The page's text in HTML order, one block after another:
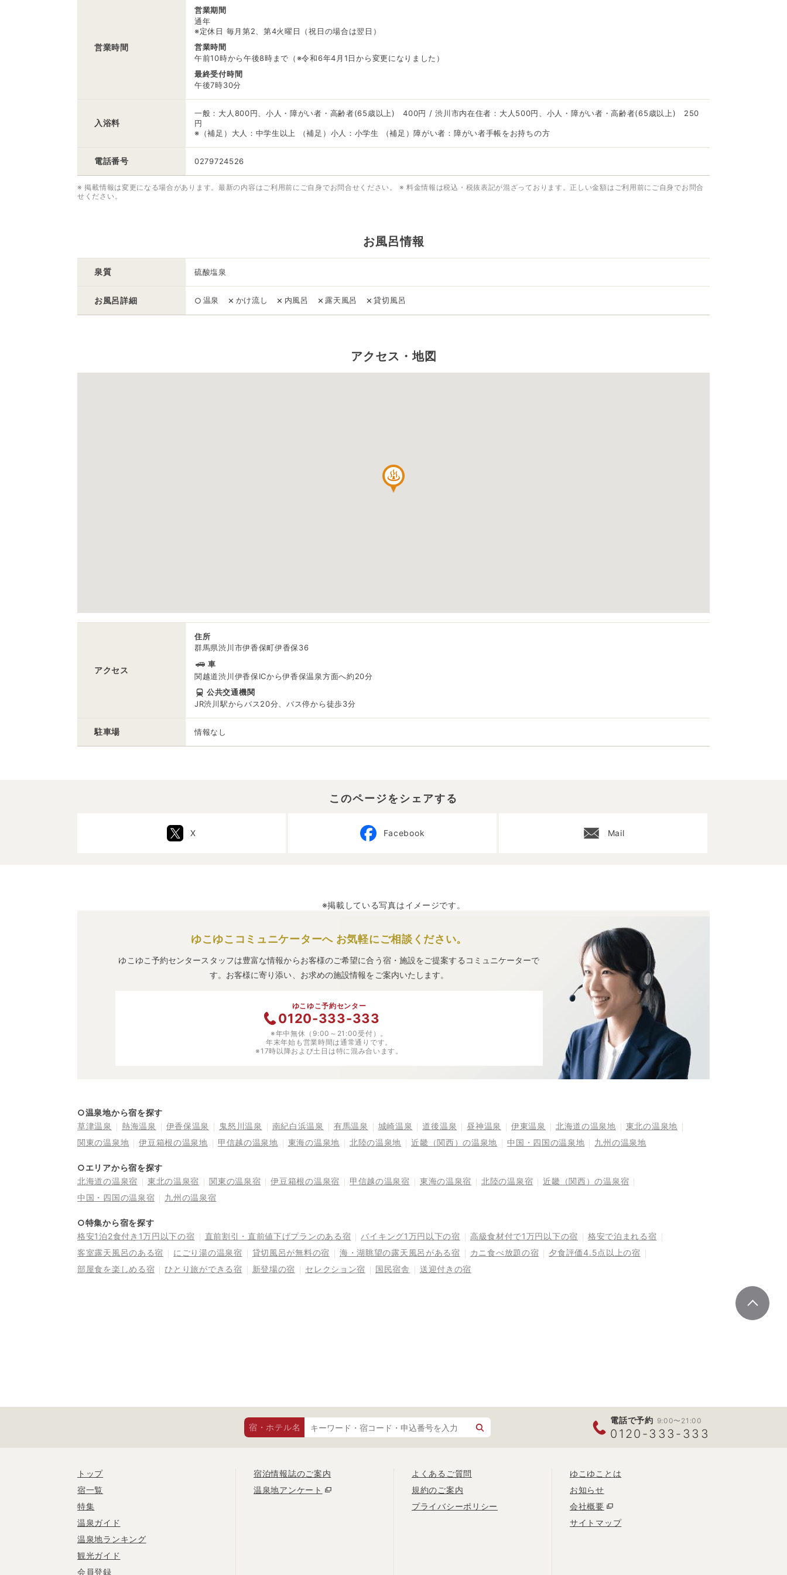
営業時間
営業期間
通年
※定休日 毎月第2、第4火曜日（祝日の場合は翌日）
営業時間
午前10時から午後8時まで（※令和6年4月1日から変更になりました）
最終受付時間
午後7時30分
入浴料
一般：大人800円、小人・障がい者・高齢者(65歳以上) 400円 / 渋川市内在住者：大人500円、小人・障がい者・高齢者(65歳以上) 250
円
※（補足）大人：中学生以上 （補足）小人：小学生 （補足）障がい者：障がい者手帳をお持ちの方
電話番号 0279724526
※ 掲載情報は変更になる場合があります。最新の内容はご利用前にご自身でお問合せください。
※ 料金情報は税込・税抜表記が混ざっております。正しい金額はご利用前にご自身でお問合
せください。
お風呂情報
泉質 硫酸塩泉
お風呂詳細 ○ 温泉 ✕ かけ流し ✕ 内風呂 ✕ 露天風呂 ✕ 貸切風呂
アクセス・地図
アクセス
住所
群馬県渋川市伊香保町伊香保36
車
関越道渋川伊香保ICから伊香保温泉方面へ約20分
公共交通機関
JR渋川駅からバス20分、バス停から徒歩3分
駐車場 情報なし
このページをシェアする
X Facebook Mail
※掲載している写真はイメージです。
ゆこゆこコミュニケーターへ お気軽にご相談ください。
ゆこゆこ予約センタースタッフは豊富な情報からお客様のご希望に合う宿・施設をご提案するコミュニケーターで
す。お客様に寄り添い、お求めの施設情報をご案内いたします。
ゆこゆこ予約センター
0120-333-333
※年中無休（9:00～21:00受付）。
年末年始も営業時間は通常通りです。
※17時以降および土日は特に混み合います。
○温泉地から宿を探す
草津温泉
熱海温泉 伊香保温泉 鬼怒川温泉 南紀白浜温泉 有馬温泉 城崎温泉 道後温泉 昼神温泉 伊東温泉 北海道の温泉地
東北の温泉地
関東の温泉地
伊豆箱根の温泉地 甲信越の温泉地 東海の温泉地 北陸の温泉地 近畿（関西）の温泉地 中国・四国の温泉地 九州の温泉地
○エリアから宿を探す
北海道の温泉宿
東北の温泉宿 関東の温泉宿 伊豆箱根の温泉宿 甲信越の温泉宿 東海の温泉宿 北陸の温泉宿
近畿（関西）の温泉宿
中国・四国の温泉宿
九州の温泉宿
○特集から宿を探す
格安1泊2食付き1万円以下の宿
直前割引・直前値下げプランのある宿 バイキング1万円以下の宿 高級食材付で1万円以下の宿
格安で泊まれる宿
客室露天風呂のある宿
にごり湯の温泉宿 貸切風呂が無料の宿 海・湖眺望の露天風呂がある宿 カニ食べ放題の宿
夕食評価4.5点以上の宿
部屋食を楽しめる宿
ひとり旅ができる宿 新登場の宿 セレクション宿 国民宿舎 送迎付きの宿
宿・ホテル名
電話で予約 9:00〜21:00
0120-333-333
トップ
宿一覧
特集
温泉ガイド
温泉地ランキング
観光ガイド
会員登録
宿泊情報誌のご案内
温泉地アンケート
よくあるご質問
規約のご案内
プライバシーポリシー
ゆこゆことは
お知らせ
会社概要
サイトマップ